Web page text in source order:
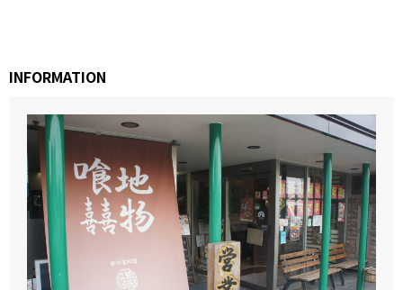
INFORMATION